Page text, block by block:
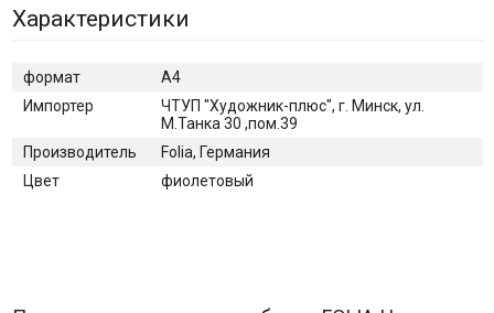
Характеристики
формат
A4
Импортер
ЧТУП "Художник-плюс", г. Минск, ул.
М.Танка 30 ,пом.39
Производитель
Folia, Германия
Цвет
фиолетовый